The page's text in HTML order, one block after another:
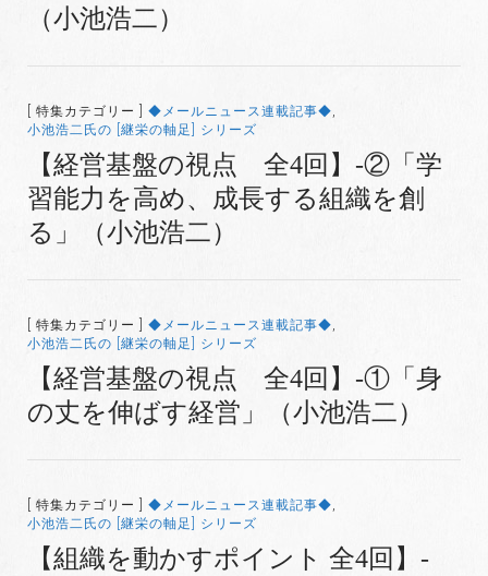
（小池浩二）
[ 特集カテゴリー ] ◆メールニュース連載記事◆
小池浩二氏の [継栄の軸足] シリーズ
【経営基盤の視点 全4回】-②「学
習能力を高め、成長する組織を創
る」（小池浩二）
[ 特集カテゴリー ] ◆メールニュース連載記事◆
小池浩二氏の [継栄の軸足] シリーズ
【経営基盤の視点 全4回】-①「身
の丈を伸ばす経営」（小池浩二）
[ 特集カテゴリー ] ◆メールニュース連載記事◆
小池浩二氏の [継栄の軸足] シリーズ
【組織を動かすポイント 全4回】-